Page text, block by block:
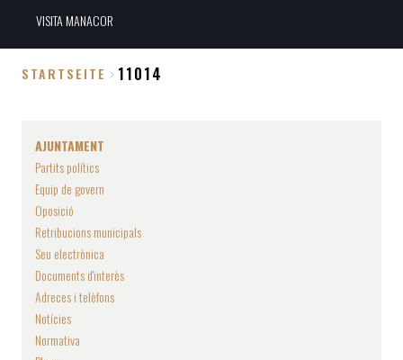
VISITA MANACOR
STARTSEITE 11014
AJUNTAMENT
Partits polítics
Equip de govern
Oposició
Retribucions municipals
Seu electrònica
Documents d'interès
Adreces i telèfons
Notícies
Normativa